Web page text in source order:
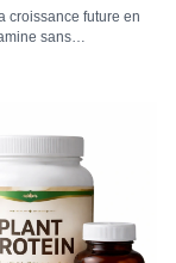
croissance future en
sans